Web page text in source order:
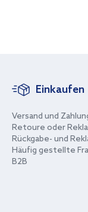
Einkaufen
Versand und
Retoure oder
Rückgabe- und
Häufig gestellte
B2B